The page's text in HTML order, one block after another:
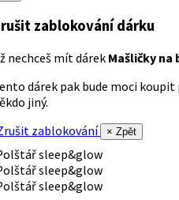
zablokování dárku
nechceš mít dárek Mašličky na
dárek pak bude moci koupit
jiný.
zablokování
× Zpět